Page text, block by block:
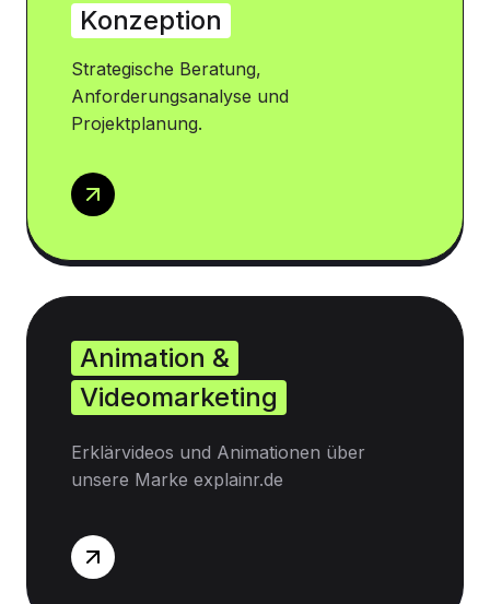
Konzeption
Strategische Beratung,
Anforderungsanalyse und
Projektplanung.
Animation &
Videomarketing
Erklärvideos und Animationen über
unsere Marke explainr.de